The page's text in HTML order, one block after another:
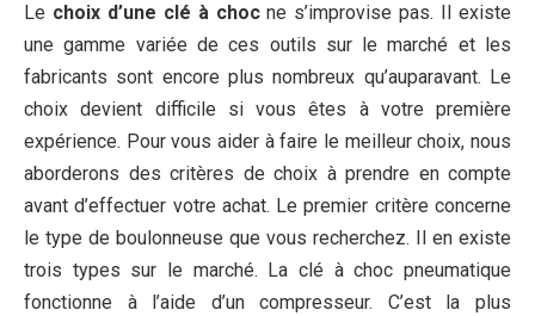
Le choix d’une clé à chocne s’improvise pas. Il existe
une gamme variée de ces outils sur le marché et les
fabricants sont encore plus nombreux qu’auparavant. Le
choix devient difficile si vous êtes à votre première
expérience. Pour vous aider à faire le meilleur choix, nous
aborderons des critères de choix à prendre en compte
avant d’effectuer votre achat. Le premier critère concerne
le type de boulonneuse que vous recherchez. Il en existe
trois types sur le marché. La clé à choc pneumatique
fonctionne à l’aide d’un compresseur. C’est la plus